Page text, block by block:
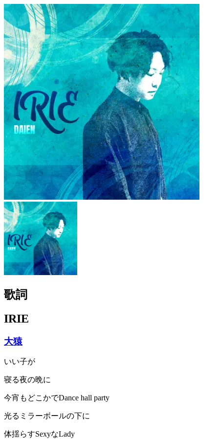
歌詞
IRIE
大猿
いい子が
寝る夜の晩に
今宵もどこかでDance hall party
光るミラーボールの下に
体揺らすSexyなLady